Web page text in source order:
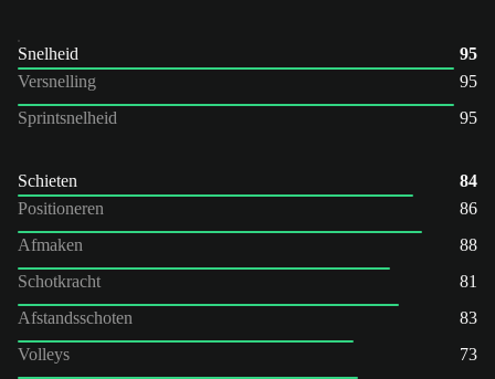
Snelheid
95
Versnelling
95
Sprintsnelheid
95
Schieten
84
Positioneren
86
Afmaken
88
Schotkracht
81
Afstandsschoten
83
Volleys
73